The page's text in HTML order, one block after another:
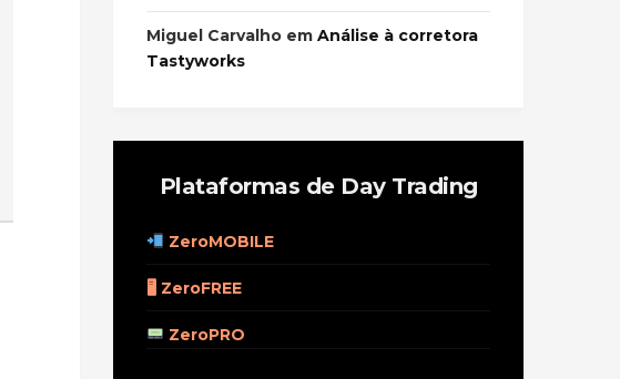
Miguel Carvalho em Análise à corretora
Tastyworks
Plataformas de Day Trading
ZeroMOBILE
🖥 ZeroFREE
ZeroPRO